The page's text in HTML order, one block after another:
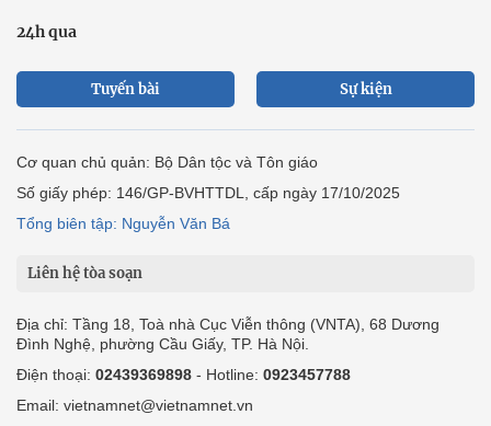
24h qua
Tuyến bài Sự kiện
Cơ quan chủ quản: Bộ Dân tộc và Tôn giáo
Số giấy phép: 146/GP-BVHTTDL, cấp ngày 17/10/2025
Tổng biên tập: Nguyễn Văn Bá
Liên hệ tòa soạn
Địa chỉ: Tầng 18, Toà nhà Cục Viễn thông (VNTA), 68 Dương
Đình Nghệ, phường Cầu Giấy, TP. Hà Nội.
Điện thoại: 02439369898 - Hotline: 0923457788
Email: vietnamnet@vietnamnet.vn